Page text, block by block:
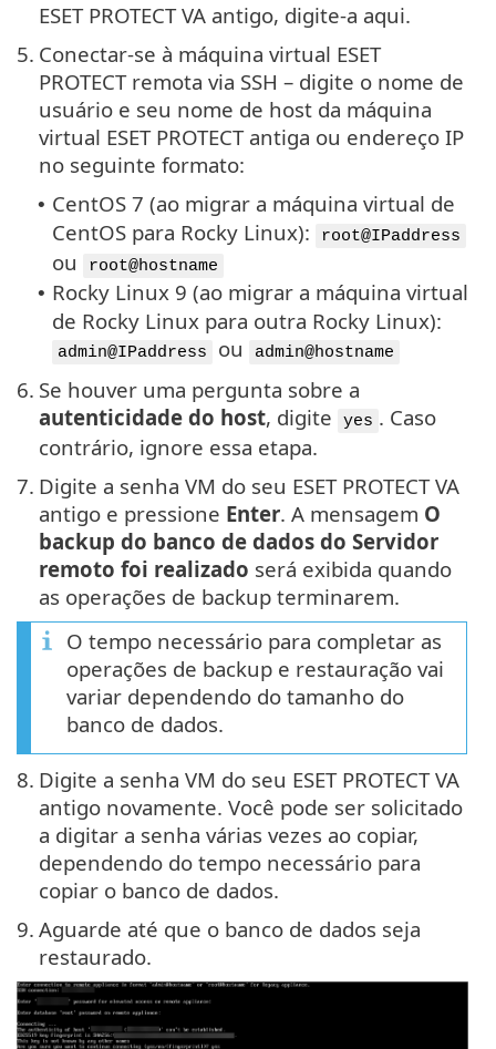
ESET PROTECT VA antigo, digite-a aqui.
5. Conectar-se à máquina virtual ESET
PROTECT remota via SSH – digite o nome de
usuário e seu nome de host da máquina
virtual ESET PROTECT antiga ou endereço IP
no seguinte formato:
• CentOS 7 (ao migrar a máquina virtual de
CentOS para Rocky Linux):
root@IPaddress
ou root@hostname
• Rocky Linux 9 (ao migrar a máquina virtual
de Rocky Linux para outra Rocky Linux):
admin@IPaddress ou admin@hostname
6. Se houver uma pergunta sobre a
autenticidade do host, digite yes . Caso
contrário, ignore essa etapa.
7. Digite a senha VM do seu ESET PROTECT VA
antigo e pressione Enter. A mensagem O
backup do banco de dados do Servidor
remoto foi realizado será exibida quando
as operações de backup terminarem.
O tempo necessário para completar as
operações de backup e restauração vai
variar dependendo do tamanho do
banco de dados.
8. Digite a senha VM do seu ESET PROTECT VA
antigo novamente. Você pode ser solicitado
a digitar a senha várias vezes ao copiar,
dependendo do tempo necessário para
copiar o banco de dados.
9. Aguarde até que o banco de dados seja
restaurado.